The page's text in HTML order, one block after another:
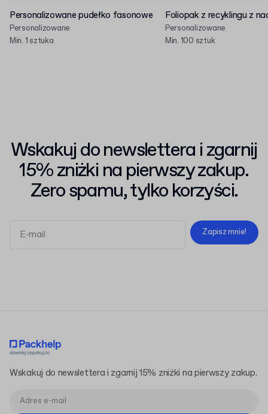
Personalizowane pudełko fasonowe
Personalizowane
Min. 1 sztuka
Foliopak z recyklingu z
Personalizowane
Min. 100 sztuk
Wskakuj do newslettera i zgarnij
15% zniżki na pierwszy zakup.
Zero spamu, tylko korzyści.
Zapisz mnie!
Wskakuj do newslettera i zgarnij 15% zniżki na pierwszy zakup.